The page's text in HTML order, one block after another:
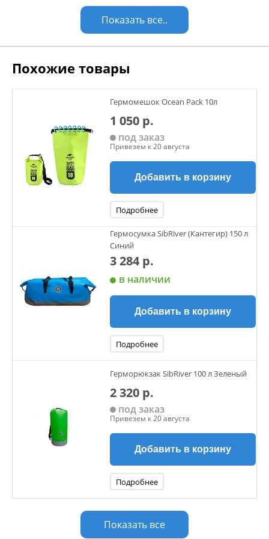
Показать все..
Похожие товары
Гермомешок Ocean Pack 10л
1 050 р.
под заказ
Привезем к 20 августа
Добавить в корзину
Подробнее
Гермосумка SibRiver (Кантегир) 150 л
Синий
3 284 р.
в наличии
Добавить в корзину
Подробнее
Герморюкзак SibRiver 100 л Зеленый
2 320 р.
под заказ
Привезем к 20 августа
Добавить в корзину
Подробнее
Показать все